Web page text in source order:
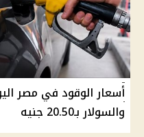
والسولار بـ20.50 جنيه